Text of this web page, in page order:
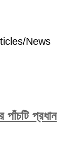
News
পাঁচটি প্রধান